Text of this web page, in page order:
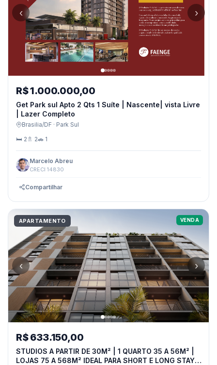
‹ ›
R$ 1.000.000,00
Get Park sul Apto 2 Qts 1 Suíte | Nascente| vista Livre
| Lazer Completo
Brasilia/DF · Park Sul
🛏 2 🚿 2🚗 1
Marcelo Abreu
CRECI 14830
Compartilhar
APARTAMENTO VENDA
‹ ›
R$ 633.150,00
STUDIOS A PARTIR DE 30M² | 1 QUARTO 35 A 56M² |
LOJAS 75 A 568M² IDEAL PARA SHORT E LONG STAY.